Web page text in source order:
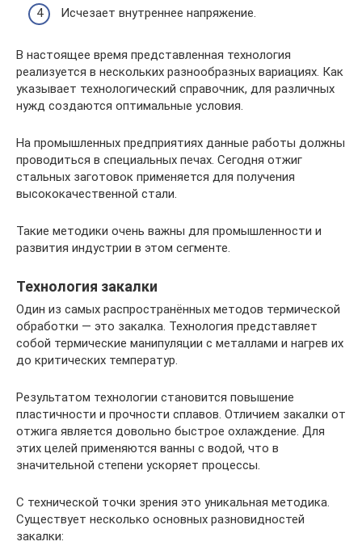
Исчезает внутреннее напряжение.
В настоящее время представленная технология
реализуется в нескольких разнообразных вариациях. Как
указывает технологический справочник, для различных
нужд создаются оптимальные условия.
На промышленных предприятиях данные работы должны
проводиться в специальных печах. Сегодня отжиг
стальных заготовок применяется для получения
высококачественной стали.
Такие методики очень важны для промышленности и
развития индустрии в этом сегменте.
Технология закалки
Один из самых распространённых методов термической
обработки — это закалка. Технология представляет
собой термические манипуляции с металлами и нагрев их
до критических температур.
Результатом технологии становится повышение
пластичности и прочности сплавов. Отличием закалки от
отжига является довольно быстрое охлаждение. Для
этих целей применяются ванны с водой, что в
значительной степени ускоряет процессы.
С технической точки зрения это уникальная методика.
Существует несколько основных разновидностей
закалки: